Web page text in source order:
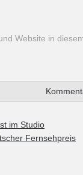
Website in
im Studio
Fernsehpreis